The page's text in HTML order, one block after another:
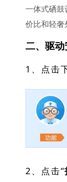
一体式硒鼓
价比和轻奢
二、驱
1、点击
2、点击“